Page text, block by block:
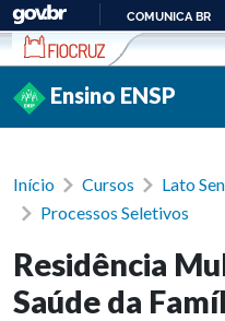
Ir para conteúdo COMUNICA BR
Ensino ENSP
Início Cursos Lato
Processos Seletivos
Residência
Saúde da